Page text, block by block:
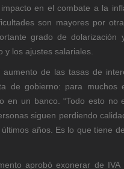
en el combate a la
son mayores por
grado de
y los ajustes salariales.
de las tasas de
de gobierno: para muchos
en un banco. “Todo esto no
siguen perdiendo
años. Es lo que tiene
aprobó exonerar de